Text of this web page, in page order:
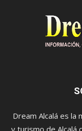
Dream Alcalá es la